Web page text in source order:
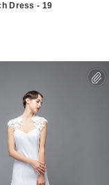
Dress - 19